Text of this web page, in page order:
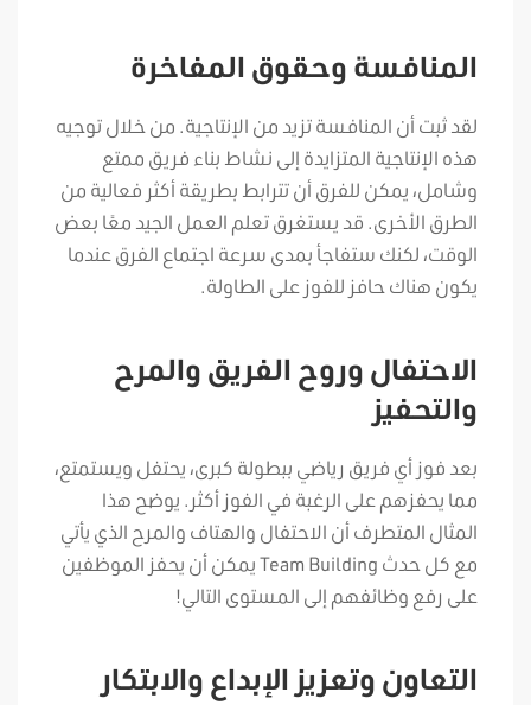
المنافسة وحقوق المفاخرة
لقد ثبت أن المنافسة تزيد من الإنتاجية. من خلال توجيه
هذه الإنتاجية المتزايدة إلى نشاط بناء فريق ممتع
وشامل، يمكن للفرق أن تترابط بطريقة أكثر فعالية من
الطرق الأخرى. قد يستغرق تعلم العمل الجيد معًا بعض
الوقت، لكنك ستفاجأ بمدى سرعة اجتماع الفرق عندما
يكون هناك حافز للفوز على الطاولة.
الاحتفال وروح الفريق والمرح
والتحفيز
بعد فوز أي فريق رياضي ببطولة كبرى، يحتفل ويستمتع،
مما يحفزهم على الرغبة في الفوز أكثر. يوضح هذا
المثال المتطرف أن الاحتفال والهتاف والمرح الذي يأتي
مع كل حدث Team Building يمكن أن يحفز الموظفين
على رفع وظائفهم إلى المستوى التالي!
التعاون وتعزيز الإبداع والابتكار